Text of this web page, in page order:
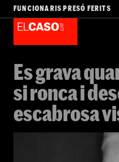
FUNCIONARIS PRESÓ FERITS
Es grava
si ronca i
escabrosa